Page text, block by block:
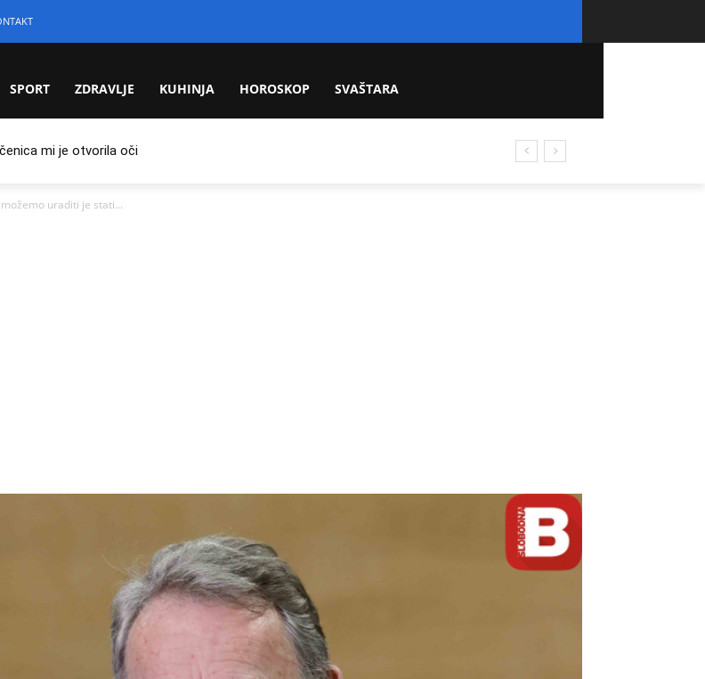
SPORT ZDRAVLJE KUHINJA HOROSKOP SVAŠTARA
mi je otvorila oči
možemo uraditi je stati...